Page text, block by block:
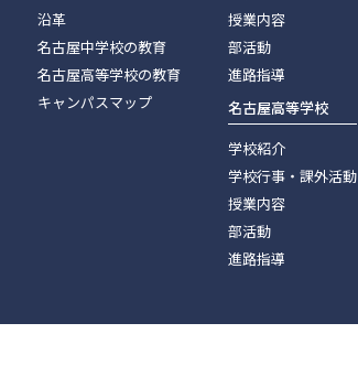
沿革
名古屋中学校の教育
名古屋高等学校の教育
キャンパスマップ
授業内容
部活動
進路指導
名古屋高等学校
学校紹介
学校行事・課外活動
授業内容
部活動
進路指導